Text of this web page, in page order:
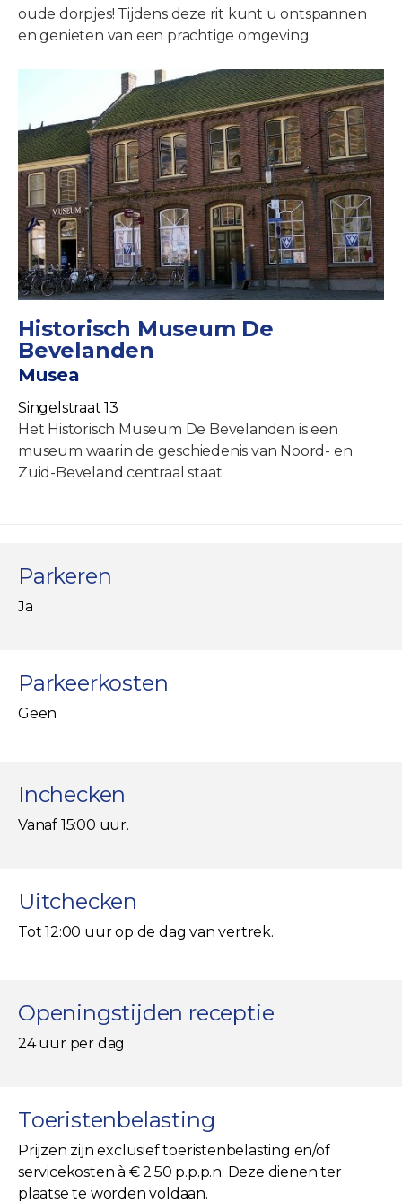
oude dorpjes! Tijdens deze rit kunt u ontspannen
en genieten van een prachtige omgeving.
Historisch Museum De
Bevelanden
Musea
Singelstraat 13
Het Historisch Museum De Bevelanden is een
museum waarin de geschiedenis van Noord- en
Zuid-Beveland centraal staat.
Parkeren
Ja
Parkeerkosten
Geen
Inchecken
Vanaf 15:00 uur.
Uitchecken
Tot 12:00 uur op de dag van vertrek.
Openingstijden receptie
24 uur per dag
Toeristenbelasting
Prijzen zijn exclusief toeristenbelasting en/of
servicekosten à € 2.50 p.p.p.n. Deze dienen ter
plaatse te worden voldaan.